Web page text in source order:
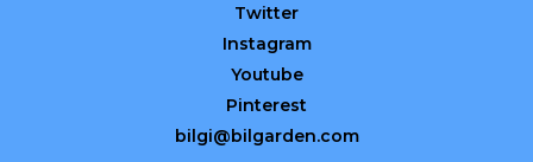
Twitter
Instagram
Youtube
Pinterest
bilgi@bilgarden.com